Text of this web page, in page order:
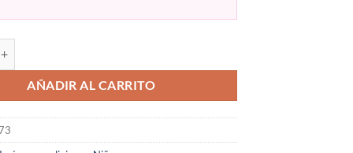
AÑADIR AL CARRITO